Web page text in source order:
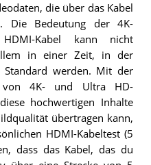
die über das Kabel
Die Bedeutung der 4K-
Kabel kann nicht
in einer Zeit, in der
Standard werden. Mit der
von 4K- und Ultra HD-
hochwertigen Inhalte
übertragen kann,
HDMI-Kabeltest (5
dass das Kabel, das du